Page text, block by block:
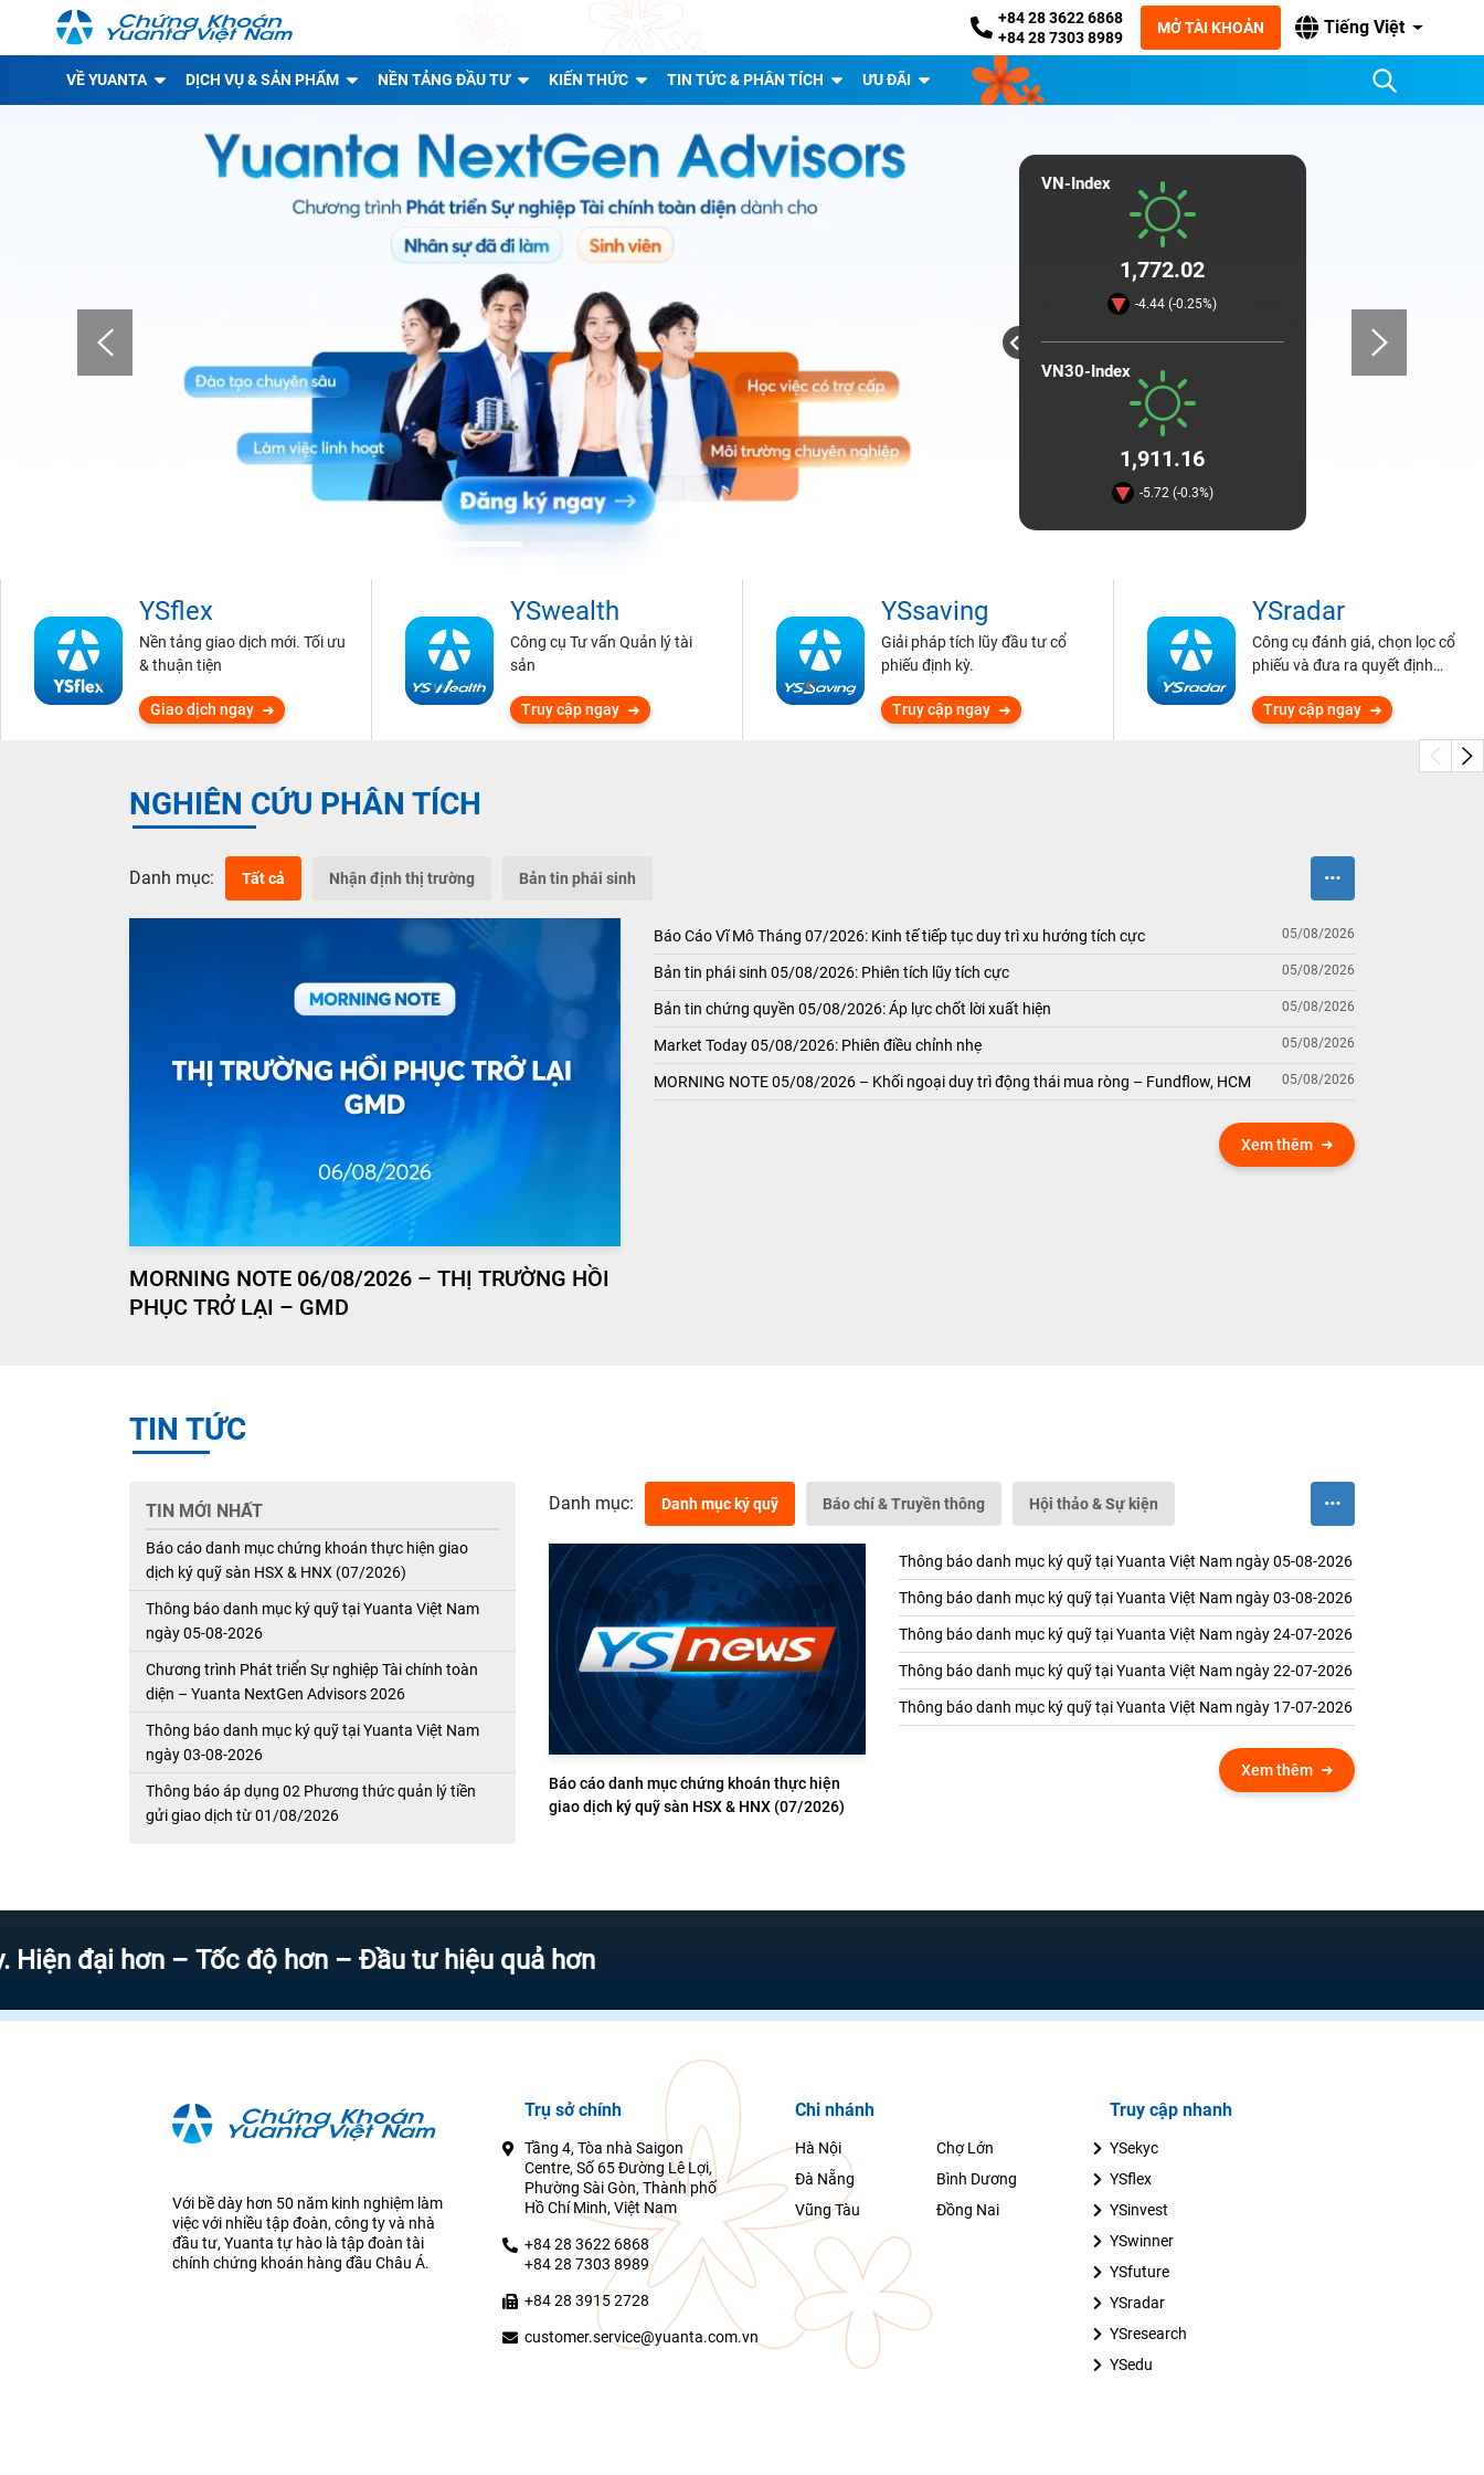
+84 28 3622 6868
+84 28 7303 8989
MỞ TÀI KHOẢN Tiếng Việt
VỀ YUANTA DỊCH VỤ & SẢN PHẨM NỀN TẢNG ĐẦU TƯ KIẾN THỨC TIN TỨC & PHÂN TÍCH ƯU ĐÃI
VN-Index
1,772.02
-4.44 (-0.25%)
VN30-Index
1,911.16
-5.72 (-0.3%)
YSflex
Nền tảng giao dịch mới. Tối ưu
& thuận tiện
Giao dịch ngay
YSwealth
Công cụ Tư vấn Quản lý tài
sản
Truy cập ngay
YSsaving
Giải pháp tích lũy đầu tư cổ
phiếu định kỳ.
Truy cập ngay
YSradar
Công cụ đánh giá, chọn lọc cổ
phiếu và đưa ra quyết định
Truy cập ngay
NGHIÊN CỨU PHÂN TÍCH
Danh mục: Tất cả Nhận định thị trường Bản tin phái sinh
MORNING NOTE 06/08/2026 – THỊ TRƯỜNG HỒI
PHỤC TRỞ LẠI – GMD
Báo Cáo Vĩ Mô Tháng 07/2026: Kinh tế tiếp tục duy trì xu hướng tích cực 05/08/2026
Bản tin phái sinh 05/08/2026: Phiên tích lũy tích cực 05/08/2026
Bản tin chứng quyền 05/08/2026: Áp lực chốt lời xuất hiện 05/08/2026
Market Today 05/08/2026: Phiên điều chỉnh nhẹ 05/08/2026
MORNING NOTE 05/08/2026 – Khối ngoại duy trì động thái mua ròng – Fundflow, HCM 05/08/2026
Xem thêm
TIN TỨC
TIN MỚI NHẤT
Báo cáo danh mục chứng khoán thực hiện giao
dịch ký quỹ sàn HSX & HNX (07/2026)
Thông báo danh mục ký quỹ tại Yuanta Việt Nam
ngày 05-08-2026
Chương trình Phát triển Sự nghiệp Tài chính toàn
diện – Yuanta NextGen Advisors 2026
Thông báo danh mục ký quỹ tại Yuanta Việt Nam
ngày 03-08-2026
Thông báo áp dụng 02 Phương thức quản lý tiền
gửi giao dịch từ 01/08/2026
Danh mục: Danh mục ký quỹ Báo chí & Truyền thông Hội thảo & Sự kiện
Báo cáo danh mục chứng khoán thực hiện
giao dịch ký quỹ sàn HSX & HNX (07/2026)
Thông báo danh mục ký quỹ tại Yuanta Việt Nam ngày 05-08-2026
Thông báo danh mục ký quỹ tại Yuanta Việt Nam ngày 03-08-2026
Thông báo danh mục ký quỹ tại Yuanta Việt Nam ngày 24-07-2026
Thông báo danh mục ký quỹ tại Yuanta Việt Nam ngày 22-07-2026
Thông báo danh mục ký quỹ tại Yuanta Việt Nam ngày 17-07-2026
Xem thêm
hơn – Tốc độ hơn – Đầu tư hiệu quả hơn
Với bề dày hơn 50 năm kinh nghiệm làm
việc với nhiều tập đoàn, công ty và nhà
đầu tư, Yuanta tự hào là tập đoàn tài
chính chứng khoán hàng đầu Châu Á.
Trụ sở chính
Tầng 4, Tòa nhà Saigon
Centre, Số 65 Đường Lê Lợi,
Phường Sài Gòn, Thành phố
Hồ Chí Minh, Việt Nam
+84 28 3622 6868
+84 28 7303 8989
+84 28 3915 2728
customer.service@yuanta.com.vn
Chi nhánh
Hà Nội
Chợ Lớn
Đà Nẵng
Bình Dương
Vũng Tàu
Đồng Nai
Truy cập nhanh
YSekyc
YSflex
YSinvest
YSwinner
YSfuture
YSradar
YSresearch
YSedu